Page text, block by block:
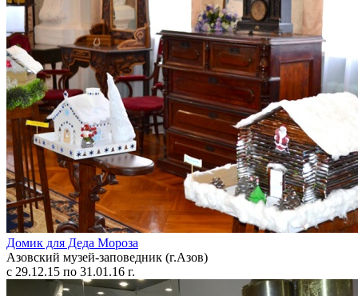
Домик для Деда Мороза
Азовский музей-заповедник (г.Азов)
с 29.12.15 по 31.01.16 г.